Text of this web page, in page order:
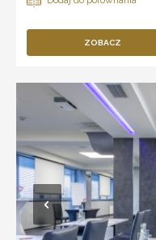
ZOBACZ